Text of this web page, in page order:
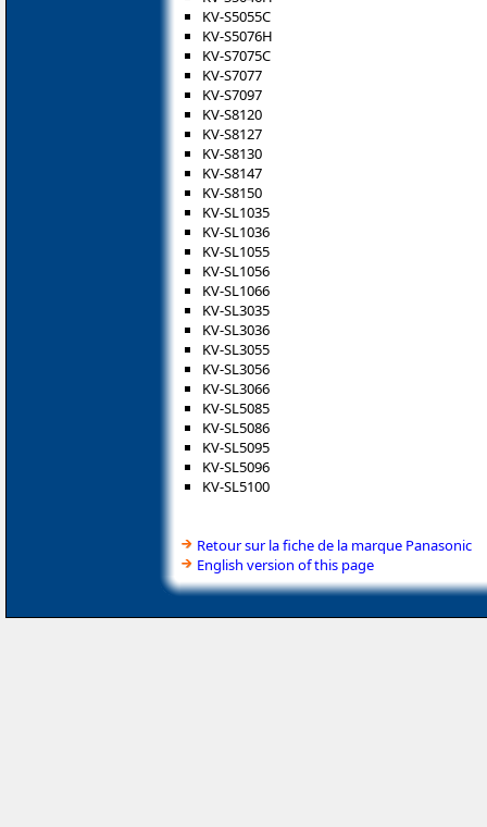
KV-S5055C
KV-S5076H
KV-S7075C
KV-S7077
KV-S7097
KV-S8120
KV-S8127
KV-S8130
KV-S8147
KV-S8150
KV-SL1035
KV-SL1036
KV-SL1055
KV-SL1056
KV-SL1066
KV-SL3035
KV-SL3036
KV-SL3055
KV-SL3056
KV-SL3066
KV-SL5085
KV-SL5086
KV-SL5095
KV-SL5096
KV-SL5100
Retour sur la fiche de la marque Panasonic
English version of this page